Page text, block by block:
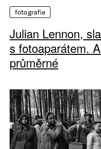
fotografie
Julian Lennon,
s fotoaparátem.
průměrné